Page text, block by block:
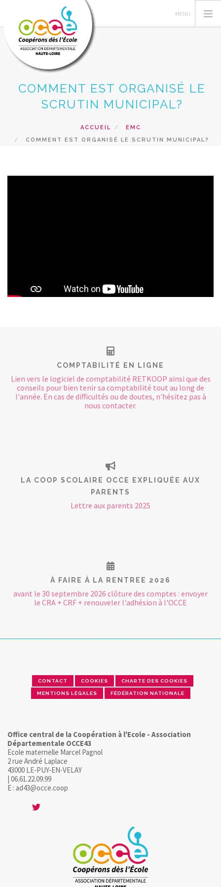
L'OCCE, C'EST QUOI?
GERER SA COOPERATIVE
COMMENT EST ORGANISÉ LE
SCRUTIN MUNICIPAL?
ACCUEIL
EMC
COMMENT EST ORGANISÉ LE SCRUTIN MUNICIPAL?
COMPTABILITÉ EN LIGNE
Lien vers le logiciel de comptabilité RETKOOP ainsi que des
conseils pour bien tenir sa comptabilité tout au long de
l'année. En cas de difficultés ou de doutes, n'hésitez pas à
nous contacter.
LA COOP SCOLAIRE OCCE EXPLIQUÉE AUX
PARENTS
Lettre aux parents 2025
À FAIRE À LA RENTREE 2026
avant le 30 septembre 2026 clôture des comptes : envoyer
le CRA + CRF + renouveler l'adhésion à l'OCCE
CONTACT COOKIES CHARTE DES COOKIES
MENTIONS LÉGALES FÉDÉRATION NATIONALE
Office central de la Coopération à l'Ecole - Association
Départementale OCCE43
Ecole maternelle Marcel Pagnol
2 rue André Laplace
43000 LE-PUY-EN-VELAY
| 06.61.22.09.99
E : ad43@occe.coop